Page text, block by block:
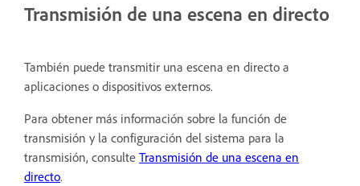
Transmisión de una escena en directo
También puede transmitir una escena en directo a
aplicaciones o dispositivos externos.
Para obtener más información sobre la función de
transmisión y la configuración del sistema para la
transmisión, consulte Transmisión de una escena en
directo.